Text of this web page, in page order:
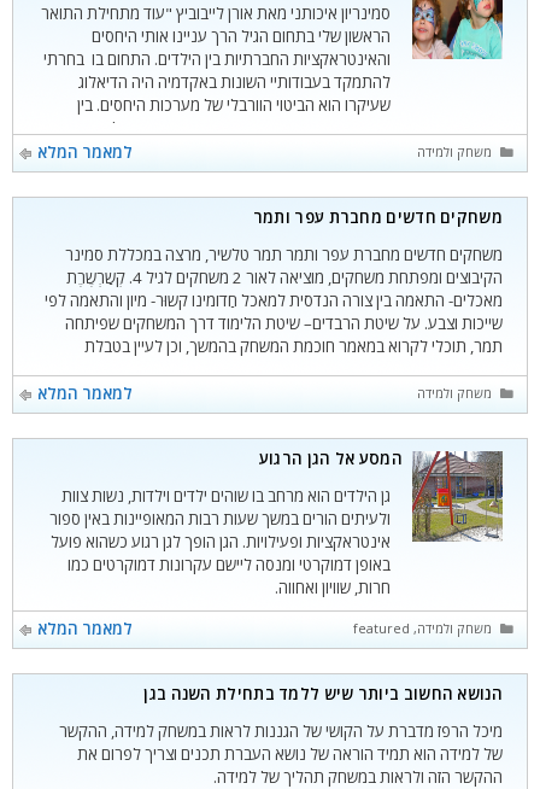
סמינריון איכותני מאת אורן לייבוביץ "עוד מתחילת התואר
הראשון שלי בתחום הגיל הרך עניינו אותי היחסים
והאינטראקציות החברתיות בין הילדים. התחום בו בחרתי
להתמקד בעבודותיי השונות באקדמיה היה הדיאלוג
שעיקרו הוא הביטוי הוורבלי של מערכות היחסים. בין
עבודותיי עשיתי סמינריון איכותני (מחקר פעולה) בנושא –
"עידוד יצירת דיאלוג בקרב ילדי גן חובה", בעבודה הזאת
אני
למאמר המלא קטגוריות
משחק ולמידה
משחקים חדשים מחברת עֹפר ותמר
משחקים חדשים מחברת עֹפר ותמר תמר טלשיר, מרצה במכללת סמינר
הקיבוצים ומפתחת משחקים, מוציאה לאור 2 משחקים לגיל 4. קְשַרְשֶרֶת
מאכלים- התאמה בין צורה הנדסית למאכל חַדוֹמינו קשוּר- מיון והתאמה לפי
שייכות וצבע. על שיטת הרבדים– שיטת הלימוד דרך המשחקים שפיתחה
תמר, תוכלי לקרוא במאמר חוכמת המשחק בהמשך, וכן לעיין בטבלת
למאמר המלא
קטגוריות
משחק ולמידה
המסע אל הגן הרגוע
גן הילדים הוא מרחב בו שוהים ילדים וילדות, נשות צוות
ולעיתים הורים במשך שעות רבות המאופיינות באין ספור
אינטראקציות ופעילויות. הגן הופך לגן רגוע כשהוא פועל
באופן דמוקרטי ומנסה ליישם עקרונות דמוקרטים כמו
חרות, שוויון ואחווה.
למאמר המלא
קטגוריות
משחק ולמידה,
featured
הנושא החשוב ביותר שיש ללמד בתחילת השנה בגן
מיכל הרפז מדברת על הקושי של הגננות לראות במשחק למידה, ההקשר
של למידה הוא תמיד הוראה של נושא העברת תכנים וצריך לפרום את
ההקשר הזה ולראות במשחק תהליך של למידה.